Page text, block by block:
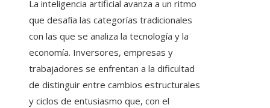
La inteligencia artificial avanza a un ritmo
que desafía las categorías tradicionales
con las que se analiza la tecnología y la
economía. Inversores, empresas y
trabajadores se enfrentan a la dificultad
de distinguir entre cambios estructurales
y ciclos de entusiasmo que, con el